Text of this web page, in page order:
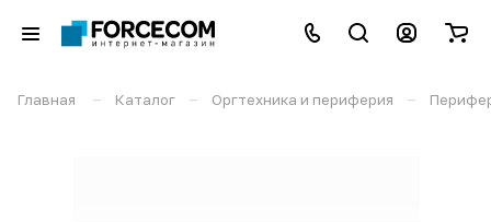
Главная – Каталог – Оргтехника и периферия –